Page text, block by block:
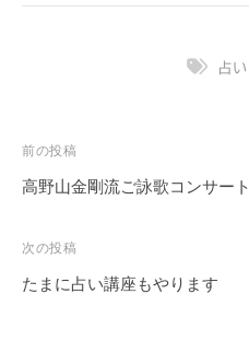
占い
投
稿
ビ
ゲ
前の投稿
高野山金剛流ご詠歌コンサート
次の投稿
たまに占い講座もやります